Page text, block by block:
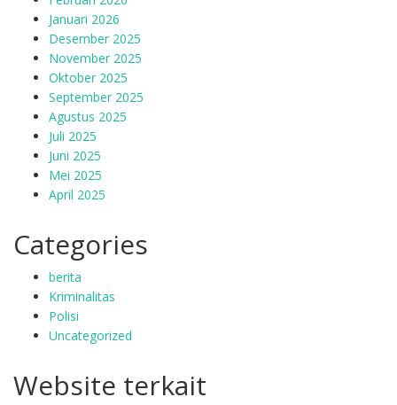
Januari 2026
Desember 2025
November 2025
Oktober 2025
September 2025
Agustus 2025
Juli 2025
Juni 2025
Mei 2025
April 2025
Categories
berita
Kriminalitas
Polisi
Uncategorized
Website terkait